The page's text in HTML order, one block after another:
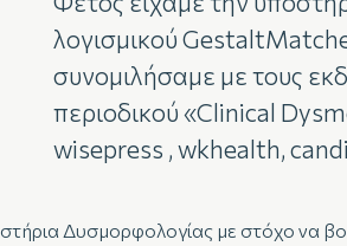
λογισμικού
συνομιλήσαμε με τους
περιοδικού «Clinical
wisepress , wkhealth,
Δυσμορφολογίας με στόχο να